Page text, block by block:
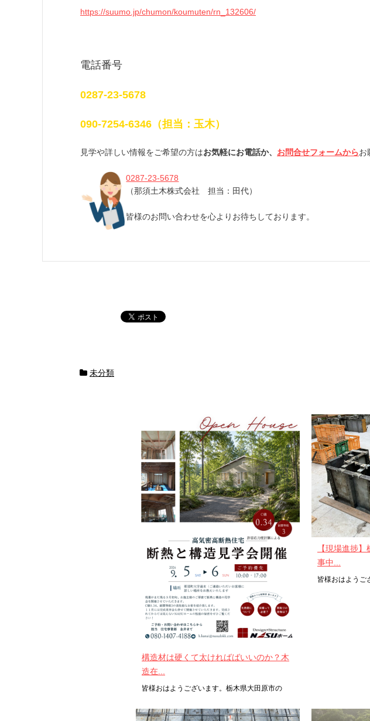
https://suumo.jp/chumon/koumuten/rn_132606/
電話番号
0287-23-5678
090-7254-6346（担当：玉木）
見学や詳しい情報をご希望の方はお気軽にお電話か、 お問合せフォームからお
0287-23-5678
（那須土木株式会社 担当：田代）
皆様のお問い合わせを心よりお待ちしております。
未分類
構造材は硬くて太ければばいいのか？木
造在...
皆様おはようございます。栃木県大田原市の
【現場進捗
事中...
皆様おはようご